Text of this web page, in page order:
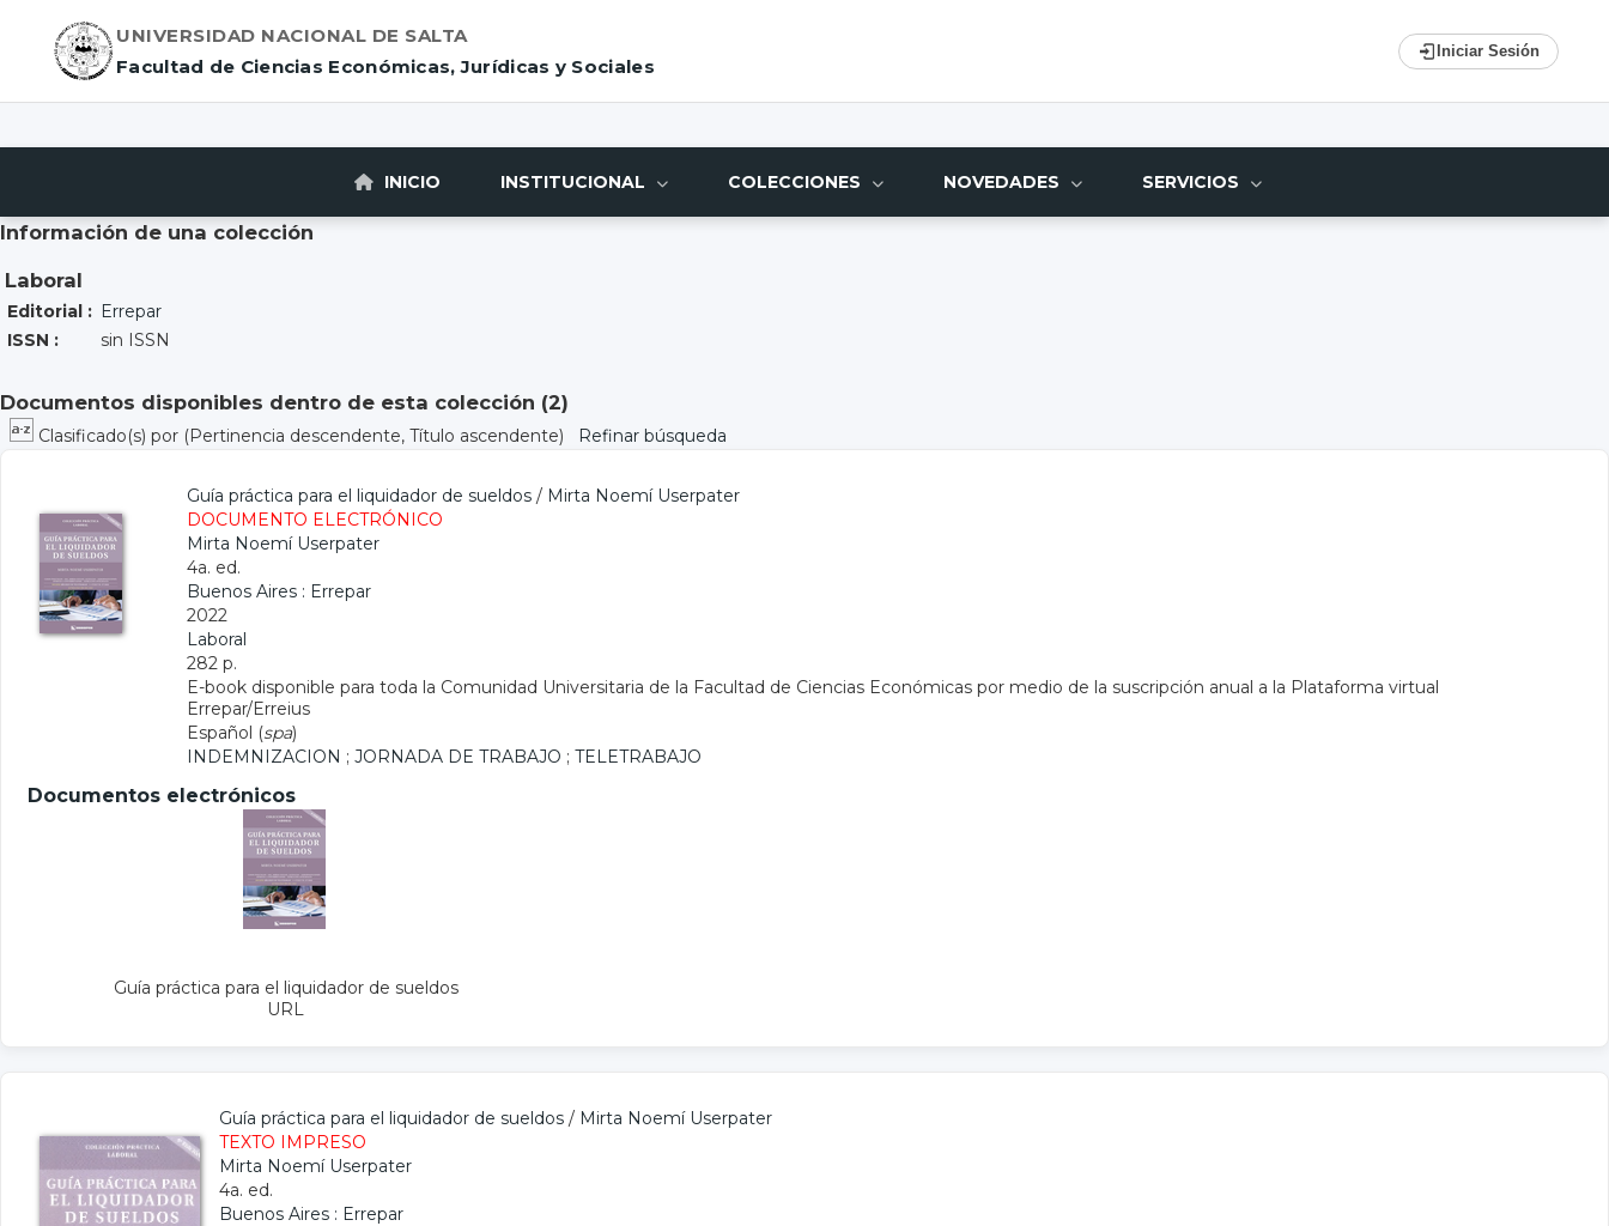
UNIVERSIDAD NACIONAL DE SALTA
Facultad de Ciencias Económicas, Jurídicas y Sociales
Iniciar Sesión
INICIO INSTITUCIONAL COLECCIONES NOVEDADES SERVICIOS
Información de una colección
Laboral
Editorial : Errepar
ISSN :
sin ISSN
Documentos disponibles dentro de esta colección (2)
Clasificado(s) por (Pertinencia descendente, Título ascendente) Refinar búsqueda
Guía práctica para el liquidador de sueldos / Mirta Noemí Userpater
DOCUMENTO ELECTRÓNICO
Mirta Noemí Userpater
4a. ed.
Buenos Aires : Errepar
2022
Laboral
282 p.
E-book disponible para toda la Comunidad Universitaria de la Facultad de Ciencias Económicas por medio de la suscripción anual a la Plataforma virtual
Errepar/Erreius
Español (spa)
INDEMNIZACION ; JORNADA DE TRABAJO ; TELETRABAJO
Documentos electrónicos
Guía práctica para el liquidador de sueldos
URL
Guía práctica para el liquidador de sueldos / Mirta Noemí Userpater
TEXTO IMPRESO
Mirta Noemí Userpater
4a. ed.
Buenos Aires : Errepar